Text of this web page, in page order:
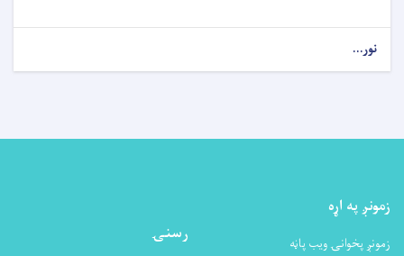
نور...
زمونږ په اړه
زمونږ پخوانۍ ویب پاڼه
رسنۍ